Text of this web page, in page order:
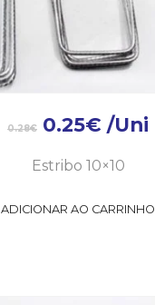
0.28€ 0.25€ /Uni
Estribo 10×10
ADICIONAR AO CARRINHO